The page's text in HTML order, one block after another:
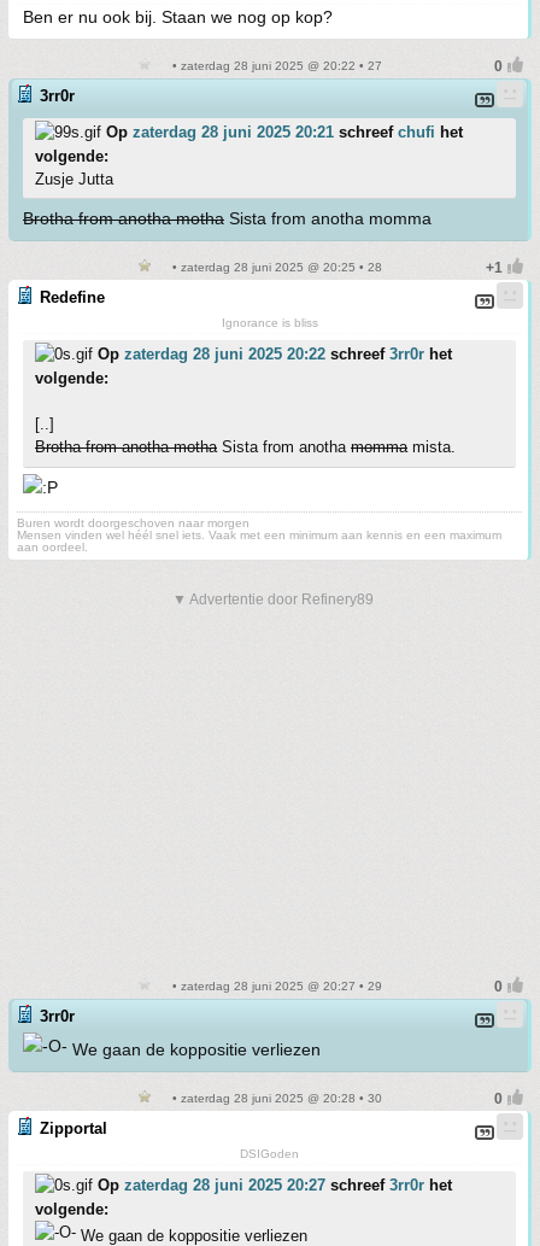
Ben er nu ook bij. Staan we nog op kop?
• zaterdag 28 juni 2025 @ 20:22 • 27
3rr0r
Op zaterdag 28 juni 2025 20:21 schreef chufi het
volgende:
Zusje Jutta
Brotha from anotha motha Sista from anotha momma
• zaterdag 28 juni 2025 @ 20:25 • 28
Redefine
Ignorance is bliss
Op zaterdag 28 juni 2025 20:22 schreef 3rr0r het
volgende:
[..]
Brotha from anotha motha Sista from anotha momma mista.
Buren wordt doorgeschoven naar morgen
Mensen vinden wel héél snel iets. Vaak met een minimum aan kennis en een maximum
aan oordeel.
▼ Advertentie door Refinery89
• zaterdag 28 juni 2025 @ 20:27 • 29
3rr0r
We gaan de koppositie verliezen
• zaterdag 28 juni 2025 @ 20:28 • 30
Zipportal
DSIGoden
Op zaterdag 28 juni 2025 20:27 schreef 3rr0r het
volgende:
We gaan de koppositie verliezen